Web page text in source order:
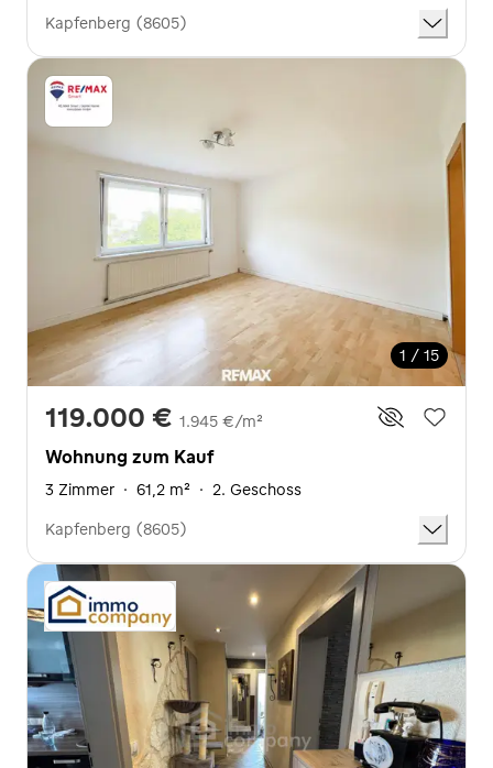
Kapfenberg (8605)
1 / 15
119.000 € 1.945 €/m²
Wohnung zum Kauf
3 Zimmer · 61,2 m² · 2. Geschoss
Kapfenberg (8605)